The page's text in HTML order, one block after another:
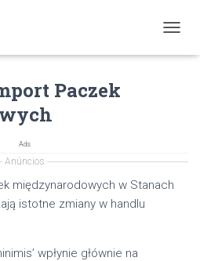
O
G
Paczek
Ads
Anúncios
międzynarodowych w Stanach
istotne zmiany w handlu
wpłynie głównie na